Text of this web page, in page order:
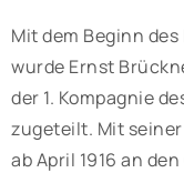
Mit dem Beginn des
wurde Ernst
der 1. Kompagnie
zugeteilt. Mit
ab April 1916 an